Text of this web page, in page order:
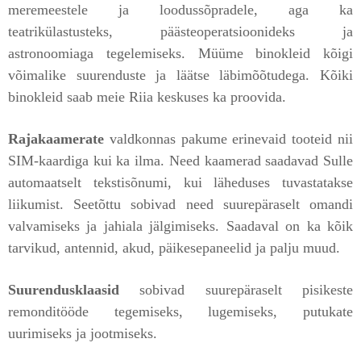
meremeestele ja loodussõpradele, aga ka
teatrikülastusteks, päästeoperatsioonideks ja
astronoomiaga tegelemiseks. Müüme binokleid kõigi
võimalike suurenduste ja läätse läbimõõtudega. Kõiki
binokleid saab meie Riia keskuses ka proovida.
Rajakaamerate valdkonnas pakume erinevaid tooteid nii
SIM-kaardiga kui ka ilma. Need kaamerad saadavad Sulle
automaatselt tekstisõnumi, kui läheduses tuvastatakse
liikumist. Seetõttu sobivad need suurepäraselt omandi
valvamiseks ja jahiala jälgimiseks. Saadaval on ka kõik
tarvikud, antennid, akud, päikesepaneelid ja palju muud.
Suurendusklaasidsobivad suurepäraselt pisikeste
remonditööde tegemiseks, lugemiseks, putukate
uurimiseks ja jootmiseks.